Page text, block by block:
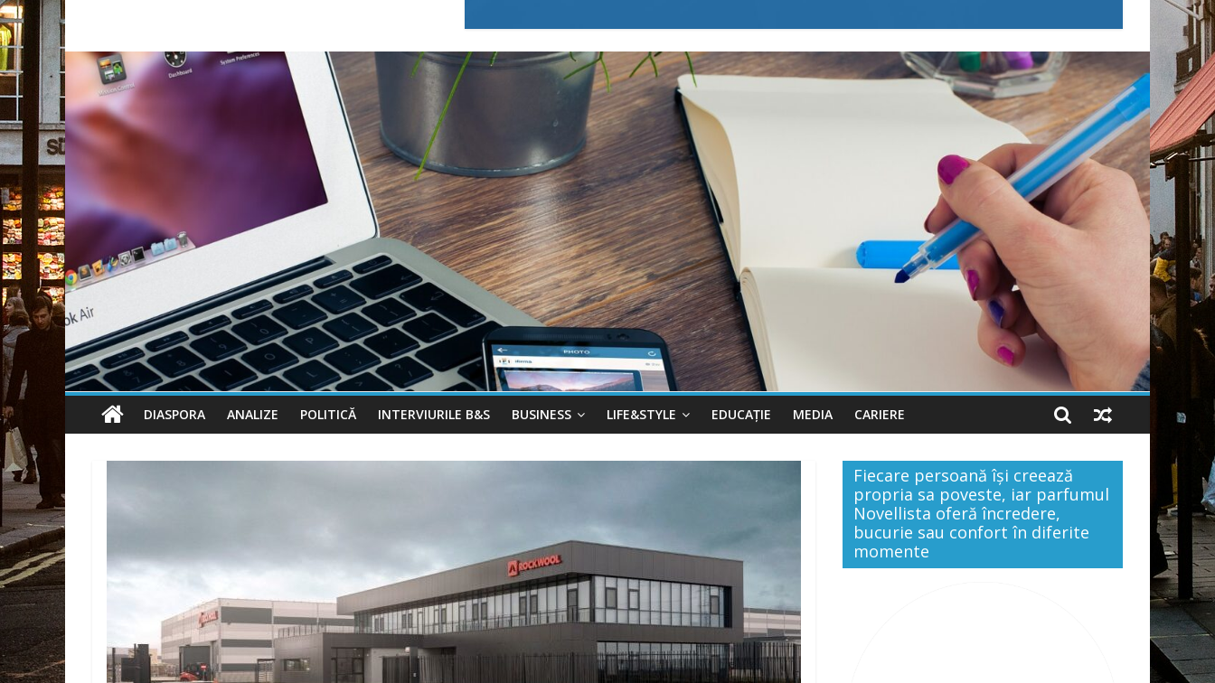
DIASPORA ANALIZE POLITICĂ INTERVIURILE B&S BUSINESS LIFE&STYLE EDUCAȚIE MEDIA CARIERE
Fiecare persoană își creează
propria sa poveste, iar parfumul
Novellista oferă încredere,
bucurie sau confort în diferite
momente